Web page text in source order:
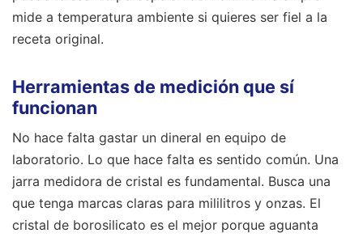
mide a temperatura ambiente si quieres ser fiel a la
receta original.
Herramientas de medición que sí
funcionan
No hace falta gastar un dineral en equipo de
laboratorio. Lo que hace falta es sentido común. Una
jarra medidora de cristal es fundamental. Busca una
que tenga marcas claras para mililitros y onzas. El
cristal de borosilicato es el mejor porque aguanta